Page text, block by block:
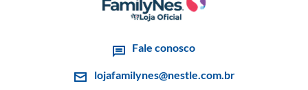
Fale conosco
lojafamilynes@nestle.com.br